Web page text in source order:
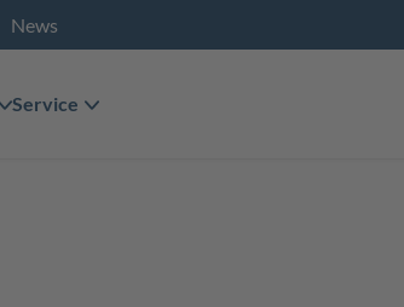
News
Service